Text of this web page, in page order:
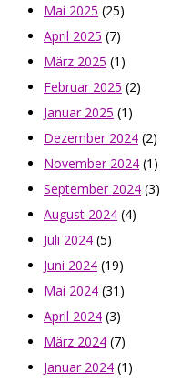
Mai 2025 (25)
April 2025 (7)
März 2025 (1)
Februar 2025 (2)
Januar 2025 (1)
Dezember 2024 (2)
November 2024 (1)
September 2024 (3)
August 2024 (4)
Juli 2024 (5)
Juni 2024 (19)
Mai 2024 (31)
April 2024 (3)
März 2024 (7)
Januar 2024 (1)